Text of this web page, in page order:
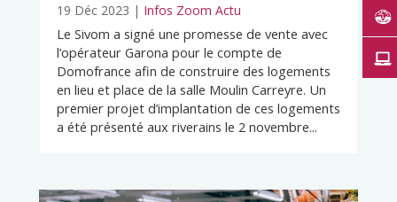
19 Déc 2023 | Infos Zoom Actu
Le Sivom a signé une promesse de vente avec
l’opérateur Garona pour le compte de
Domofrance afin de construire des logements
en lieu et place de la salle Moulin Carreyre. Un
premier projet d’implantation de ces logements
a été présenté aux riverains le 2 novembre...